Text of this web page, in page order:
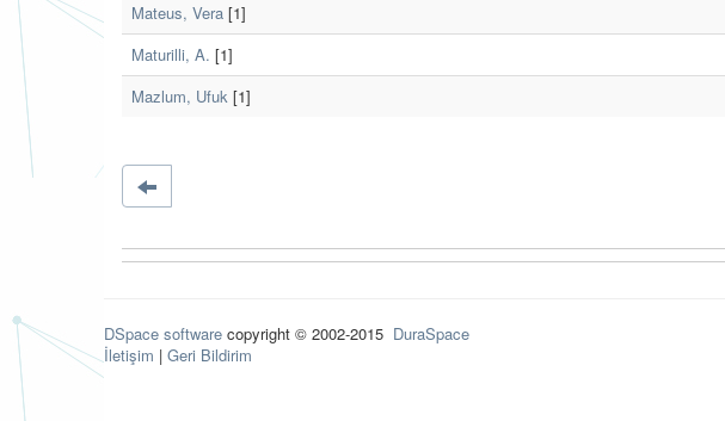
Mateus, Vera [1]
Maturilli, A. [1]
Mazlum, Ufuk [1]
DSpace software copyright © 2002-2015 DuraSpace
İletişim | Geri Bildirim